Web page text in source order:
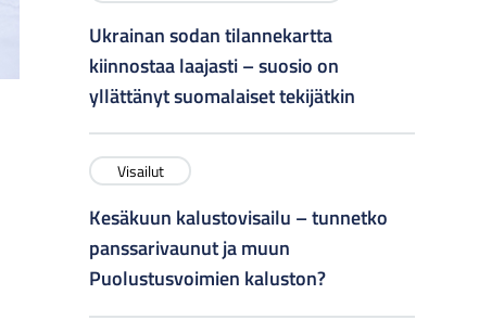
Ukrainan sodan tilannekartta
kiinnostaa laajasti – suosio on
yllättänyt suomalaiset tekijätkin
Visailut
Kesäkuun kalustovisailu – tunnetko
panssarivaunut ja muun
Puolustusvoimien kaluston?